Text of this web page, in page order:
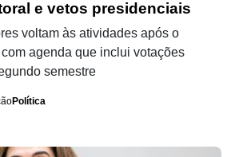
e vetos presidenciais
voltam às atividades após o
agenda que inclui votações
semestre
Política